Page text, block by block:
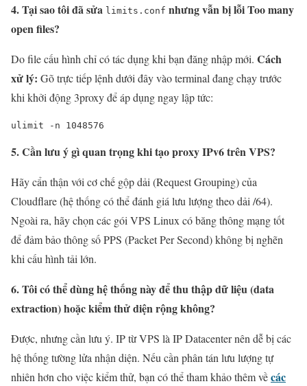
4. Tại sao tôi đã sửa limits.conf nhưng vẫn bị lỗi Too many
open files?
Do file cấu hình chỉ có tác dụng khi bạn đăng nhập mới. Cách
xử lý: Gõ trực tiếp lệnh dưới đây vào terminal đang chạy trước
khi khởi động 3proxy để áp dụng ngay lập tức:
ulimit -n 1048576
5. Cần lưu ý gì quan trọng khi tạo proxy IPv6 trên VPS?
Hãy cẩn thận với cơ chế gộp dải (Request Grouping) của
Cloudflare (hệ thống có thể đánh giá lưu lượng theo dải /64).
Ngoài ra, hãy chọn các gói VPS Linux có băng thông mạng tốt
để đảm bảo thông số PPS (Packet Per Second) không bị nghẽn
khi cấu hình tải lớn.
6. Tôi có thể dùng hệ thống này để thu thập dữ liệu (data
extraction) hoặc kiểm thử diện rộng không?
Được, nhưng cần lưu ý. IP từ VPS là IP Datacenter nên dễ bị các
hệ thống tường lửa nhận diện. Nếu cần phân tán lưu lượng tự
nhiên hơn cho việc kiểm thử, bạn có thể tham khảo thêm vềcác